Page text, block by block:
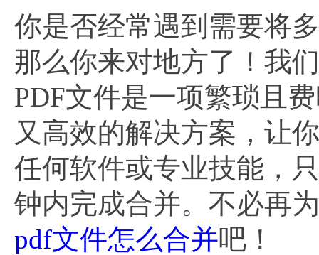
你是否经常遇到需要将
那么你来对地方了！我
PDF文件是一项繁琐且
又高效的解决方案，让
任何软件或专业技能，
钟内完成合并。不必再
pdf文件怎么合并吧！